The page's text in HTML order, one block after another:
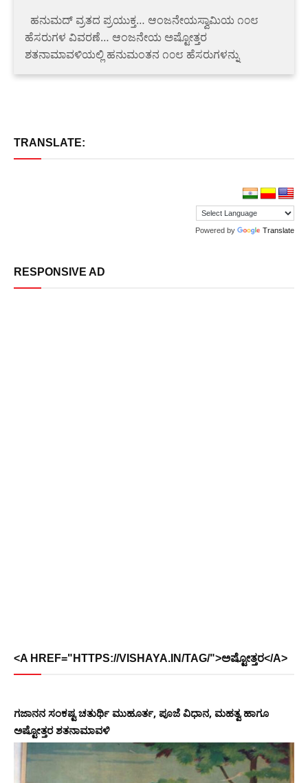
‌ ‌ ಹನುಮದ್ ವ್ರತದ ಪ್ರಯುಕ್ತ… ಆಂಜನೇಯಸ್ವಾಮಿಯ ೧೦೮
ಹೆಸರುಗಳ ವಿವರಣೆ… ಆಂಜನೇಯ ಅಷ್ಟೋತ್ತರ
ಶತನಾಮಾವಳಿಯಲ್ಲಿ ಹನುಮಂತನ ೧೦೮ ಹೆಸರುಗಳನ್ನು
TRANSLATE:
Powered by Translate
RESPONSIVE AD
<A HREF="HTTPS://VISHAYA.IN/TAG/">ಅಷ್ಟೋತ್ತರ</A>
ಗಜಾನನ ಸಂಕಷ್ಟ ಚತುರ್ಥಿ ಮುಹೂರ್ತ, ಪೂಜೆ ವಿಧಾನ, ಮಹತ್ವ ಹಾಗೂ
ಅಷ್ಟೋತ್ತರ ಶತನಾಮಾವಳಿ